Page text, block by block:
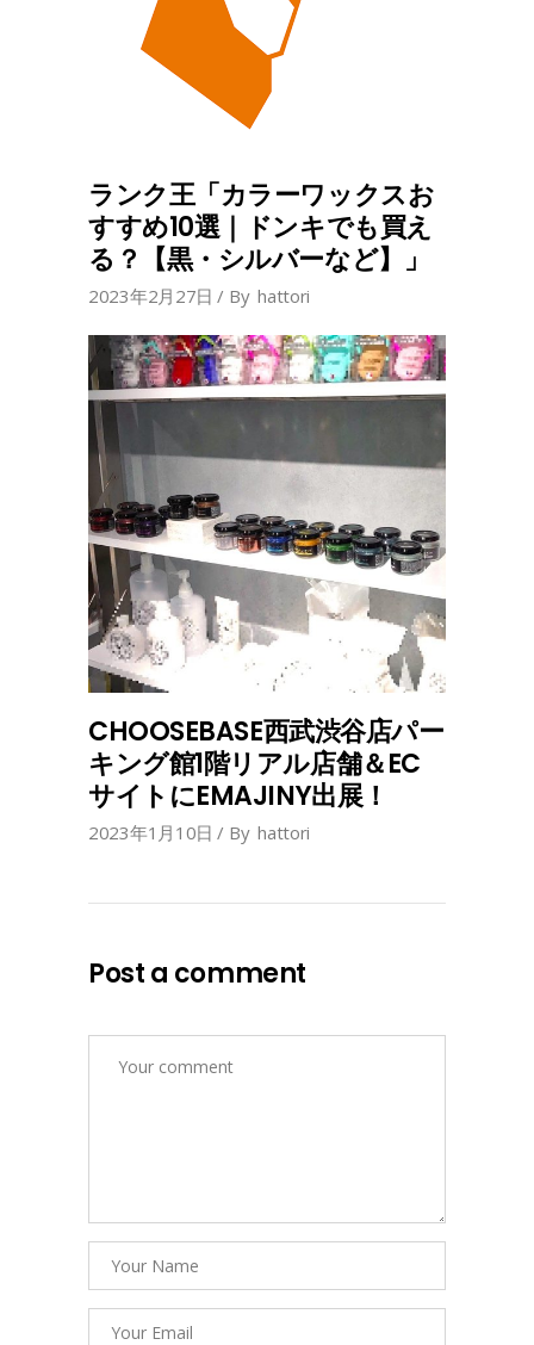
ランク王「カラーワックスお
すすめ10選｜ドンキでも買え
る？【黒・シルバーなど】」
2023年2月27日 By hattori
CHOOSEBASE西武渋谷店パー
キング館1階リアル店舗＆EC
サイトにEMAJINY出展！
2023年1月10日 By hattori
Post a comment